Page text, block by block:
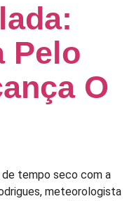
Pelo
O
tempo seco com a
meteorologista